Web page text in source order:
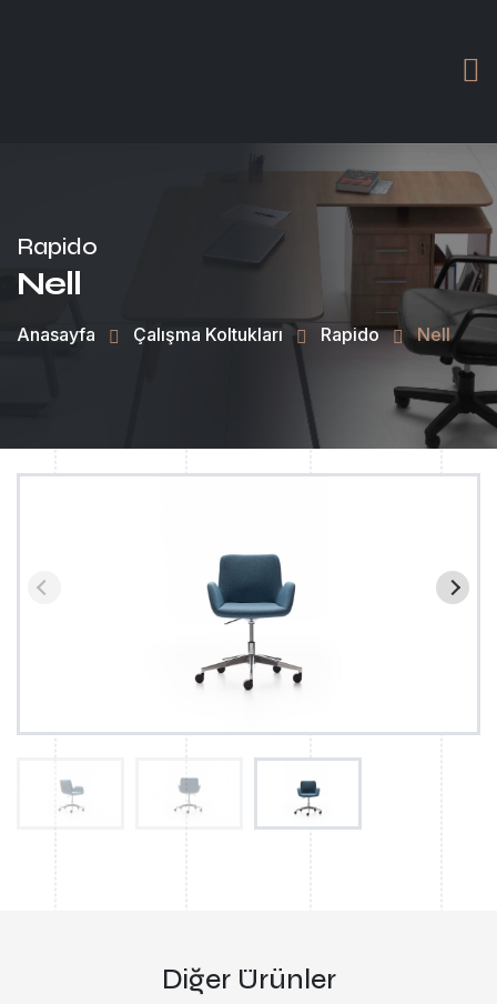
Rapido
Nell
Anasayfa Çalışma Koltukları Rapido Nell
Diğer Ürünler